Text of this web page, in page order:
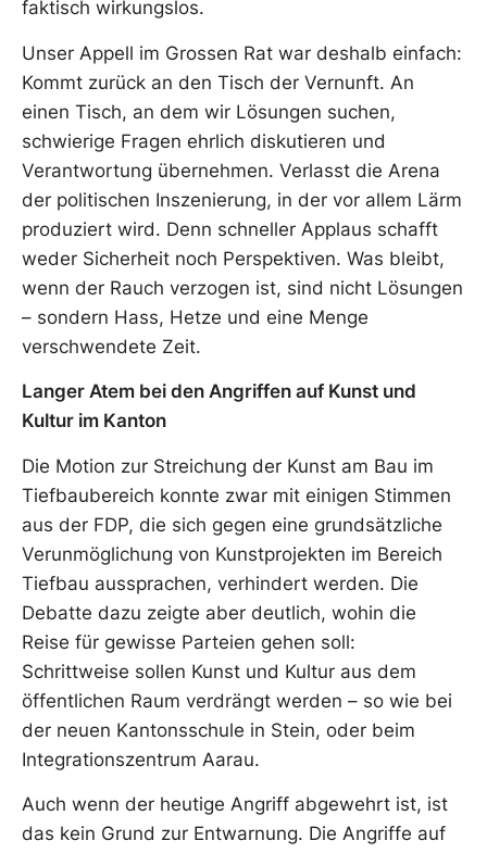
faktisch wirkungslos.
Unser Appell im Grossen Rat war deshalb einfach:
Kommt zurück an den Tisch der Vernunft. An
einen Tisch, an dem wir Lösungen suchen,
schwierige Fragen ehrlich diskutieren und
Verantwortung übernehmen. Verlasst die Arena
der politischen Inszenierung, in der vor allem Lärm
produziert wird. Denn schneller Applaus schafft
weder Sicherheit noch Perspektiven. Was bleibt,
wenn der Rauch verzogen ist, sind nicht Lösungen
– sondern Hass, Hetze und eine Menge
verschwendete Zeit.
Langer Atem bei den Angriffen auf Kunst und
Kultur im Kanton
Die Motion zur Streichung der Kunst am Bau im
Tiefbaubereich konnte zwar mit einigen Stimmen
aus der FDP, die sich gegen eine grundsätzliche
Verunmöglichung von Kunstprojekten im Bereich
Tiefbau aussprachen, verhindert werden. Die
Debatte dazu zeigte aber deutlich, wohin die
Reise für gewisse Parteien gehen soll:
Schrittweise sollen Kunst und Kultur aus dem
öffentlichen Raum verdrängt werden – so wie bei
der neuen Kantonsschule in Stein, oder beim
Integrationszentrum Aarau.
Auch wenn der heutige Angriff abgewehrt ist, ist
das kein Grund zur Entwarnung. Die Angriffe auf